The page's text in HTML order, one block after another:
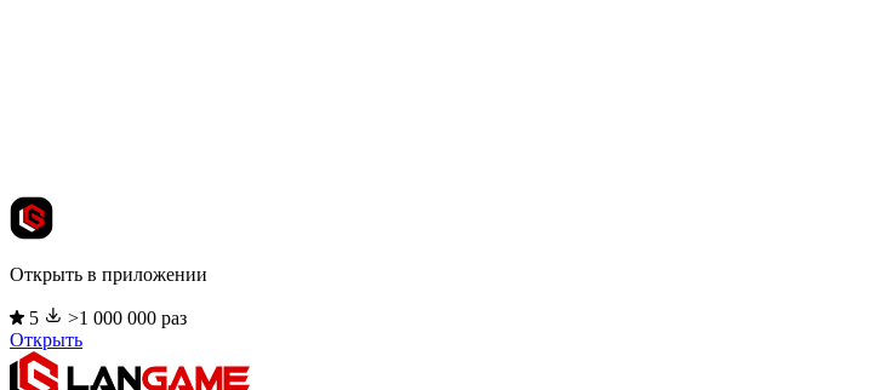
Открыть в приложении
5
>1 000 000 раз
Открыть